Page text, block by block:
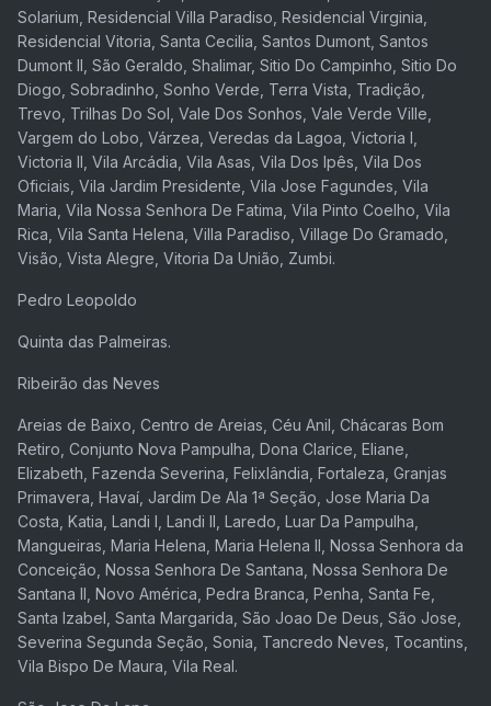
Solarium, Residencial Villa Paradiso, Residencial Virginia,
Residencial Vitoria, Santa Cecilia, Santos Dumont, Santos
Dumont II, São Geraldo, Shalimar, Sitio Do Campinho, Sitio Do
Diogo, Sobradinho, Sonho Verde, Terra Vista, Tradição,
Trevo, Trilhas Do Sol, Vale Dos Sonhos, Vale Verde Ville,
Vargem do Lobo, Várzea, Veredas da Lagoa, Victoria I,
Victoria II, Vila Arcádia, Vila Asas, Vila Dos Ipês, Vila Dos
Oficiais, Vila Jardim Presidente, Vila Jose Fagundes, Vila
Maria, Vila Nossa Senhora De Fatima, Vila Pinto Coelho, Vila
Rica, Vila Santa Helena, Villa Paradiso, Village Do Gramado,
Visão, Vista Alegre, Vitoria Da União, Zumbi.
Pedro Leopoldo
Quinta das Palmeiras.
Ribeirão das Neves
Areias de Baixo, Centro de Areias, Céu Anil, Chácaras Bom
Retiro, Conjunto Nova Pampulha, Dona Clarice, Eliane,
Elizabeth, Fazenda Severina, Felixlândia, Fortaleza, Granjas
Primavera, Havaí, Jardim De Ala 1ª Seção, Jose Maria Da
Costa, Katia, Landi I, Landi II, Laredo, Luar Da Pampulha,
Mangueiras, Maria Helena, Maria Helena II, Nossa Senhora da
Conceição, Nossa Senhora De Santana, Nossa Senhora De
Santana II, Novo América, Pedra Branca, Penha, Santa Fe,
Santa Izabel, Santa Margarida, São Joao De Deus, São Jose,
Severina Segunda Seção, Sonia, Tancredo Neves, Tocantins,
Vila Bispo De Maura, Vila Real.